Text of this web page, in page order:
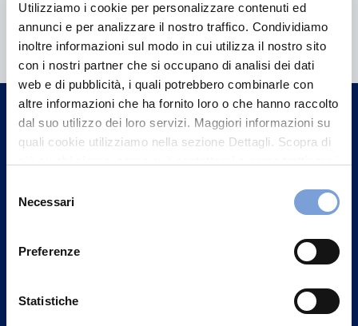
Utilizziamo i cookie per personalizzare contenuti ed
annunci e per analizzare il nostro traffico. Condividiamo
inoltre informazioni sul modo in cui utilizza il nostro sito
con i nostri partner che si occupano di analisi dei dati
web e di pubblicità, i quali potrebbero combinarle con
altre informazioni che ha fornito loro o che hanno raccolto
dal suo utilizzo dei loro servizi. Maggiori informazioni su
quali cookie utilizziamo nella sezione Dettagli. Scopra di
può trovare nel footer del sito nella sezione "Informativa
delNecessari
Preferenze
Statistiche
Hai bisogno di
informazioni?
Trova l'Agenzia più vicina a te e parla con
un nostro Agente.
Contattaci